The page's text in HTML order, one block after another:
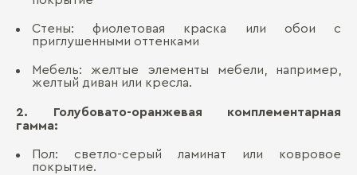
Стены: фиолетовая краска или обои с
приглушенными оттенками
Мебель: желтые элементы мебели, например,
желтый диван или кресла.
2. Голубовато-оранжевая комплементарная
гамма:
Пол: светло-серый ламинат или ковровое
покрытие.